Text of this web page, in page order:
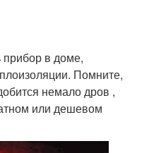
в доме,
Помните,
немало дров ,
или дешевом